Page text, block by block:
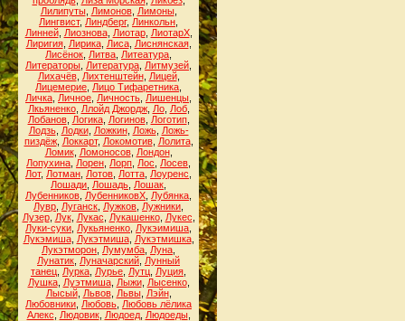
Лилипуты, Лимонов, Лимоны,
Лингвист, Линдберг, Линкольн
Линней, Лиознова, Лиотар, ЛиотарХ,
Лиригия, Лирика, Лиса, Лиснянская,
Лисёнок Литва Литеатура
Литераторы Литература Литмузей
Лихачёв, Лихтенштейн, Лицей,
Лицемерие Лицо Тифаретника
Личка Личное Личность Лишенцы
Лкьяненко, Ллойд Джордж, Ло, Лоб,
Лобанов, Логика, Логинов, Логотип,
Лодзь, Лодки, Ложкин, Ложь, Ложь-
пиздёж, Локкарт, Локомотив, Лолита,
Ломик, Ломоносов, Лондон,
Лопухина Лорен Лорп Лос Лосев
Лот, Лотман Лотов Лотта Лоуренс
Лошади Лошадь Лошак
Лубенников ЛубенниковХ Лубянка
Лувр Луганск Лужков Лужники
Лузер, Лук, Лукас Лукашенко, Лукес
Луки-суки Лукьяненко Лукэимиша
Лукэмиша, Лукэтмиша, Лукэтмишка,
Лукэтморон Лумумба Луна
Лунатик Луначарский Лунный
танец Лурка Лурье Лутц Луция
Лушка, Луэтмиша, Лыжи, Лысенко,
Лысый, Львов, Львы, Лэйн,
Любовники Любовь Любовь лёлика
Алекс
Людовик, Людоед, Людоеды,